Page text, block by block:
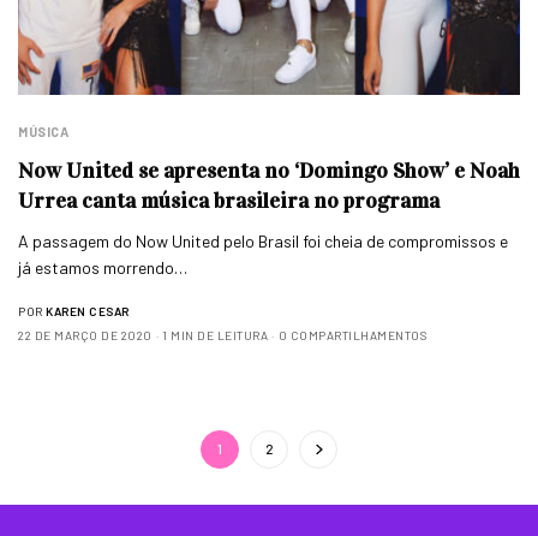
MÚSICA
Now United se apresenta no ‘Domingo Show’ e Noah
Urrea canta música brasileira no programa
A passagem do Now United pelo Brasil foi cheia de compromissos e
já estamos morrendo…
POR KAREN CESAR
22 DE MARÇO DE 2020
1 MIN DE LEITURA 0 COMPARTILHAMENTOS
1 2